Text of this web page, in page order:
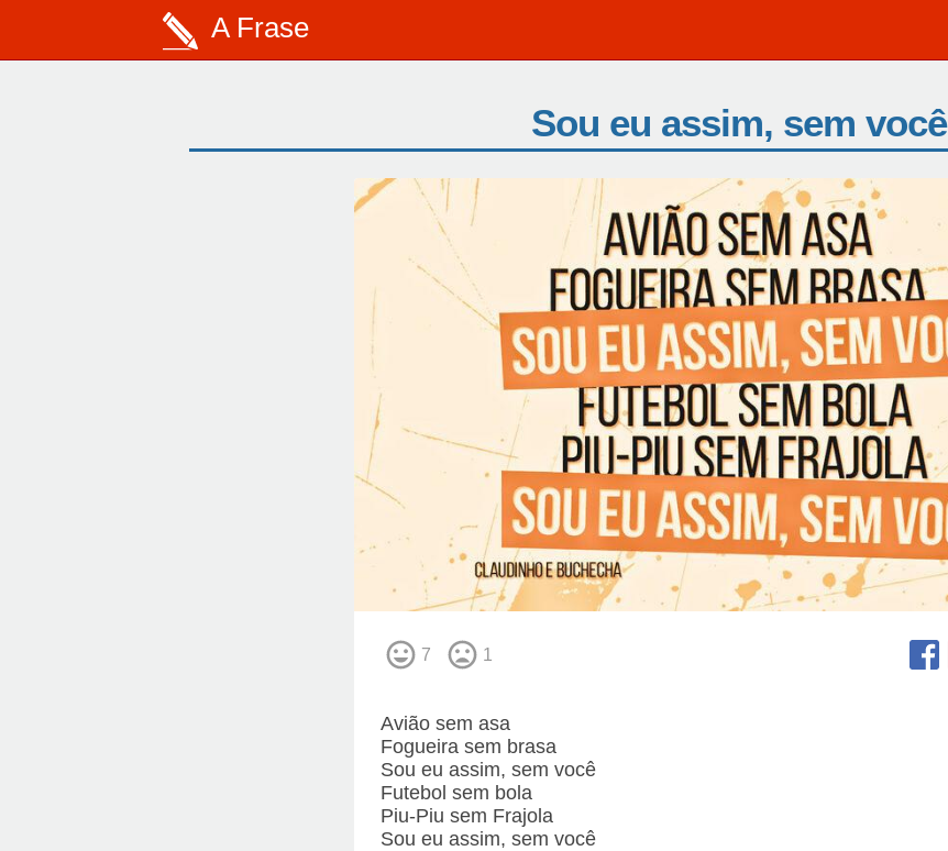
A Frase
Sou eu assim, sem você
7 1
Avião sem asa
Fogueira sem brasa
Sou eu assim, sem você
Futebol sem bola
Piu-Piu sem Frajola
Sou eu assim, sem você